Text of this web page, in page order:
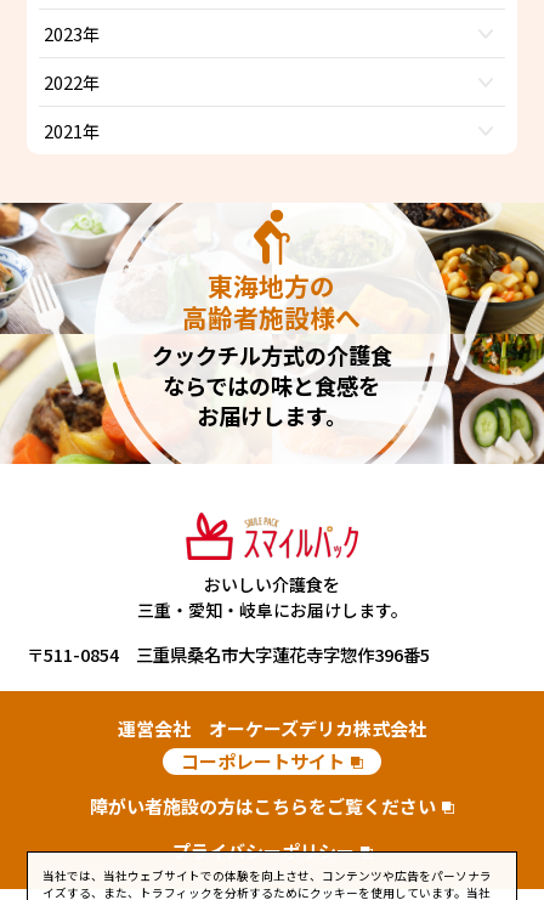
2023年
2022年
2021年
東海地方の
高齢者施設様へ
クックチル方式の介護食
ならではの味と食感を
お届けします。
おいしい介護食を
三重・愛知・岐阜にお届けします。
〒511-0854 三重県桑名市大字蓮花寺字惣作396番5
運営会社 オーケーズデリカ株式会社
コーポレートサイト
障がい者施設の方はこちらをご覧ください
プライバシーポリシー
当社では、当社ウェブサイトでの体験を向上させ、コンテンツや広告をパーソナラ
イズする、また、トラフィックを分析するためにクッキーを使用しています。当社